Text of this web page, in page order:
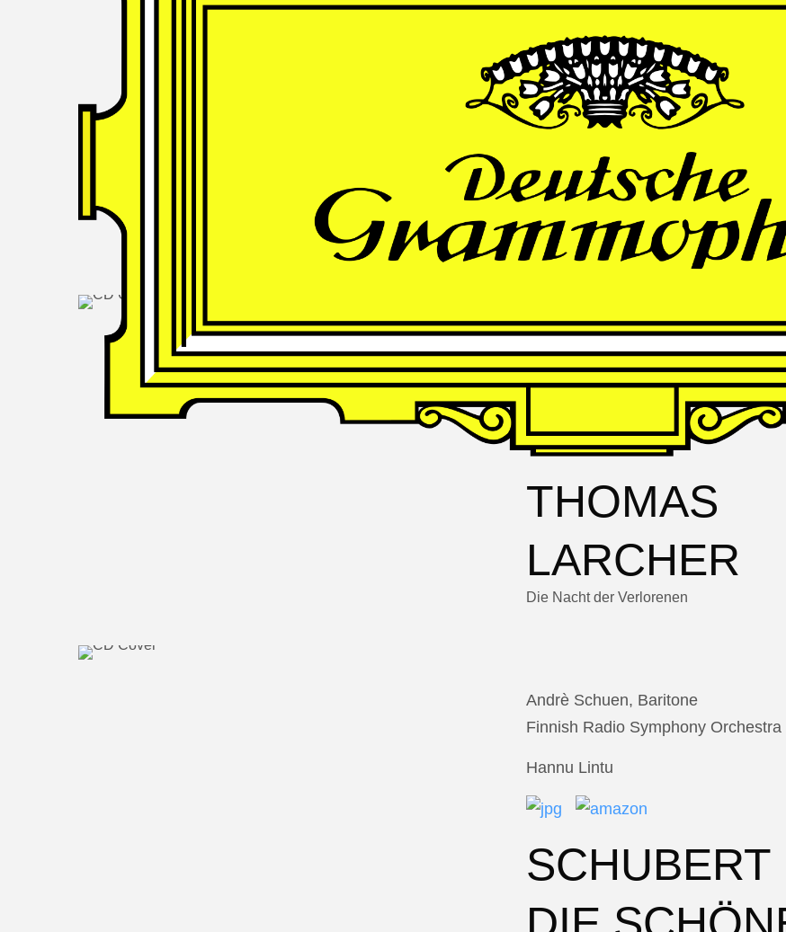
FRANZ
SCHUBERT
Schwanengesang
Andrè Schuen, Baritone
Daniel Heide, Piano
THOMAS
LARCHER
Die Nacht der Verlorenen
Andrè Schuen, Baritone
Finnish Radio Symphony Orchestra
Hannu Lintu
SCHUBERT